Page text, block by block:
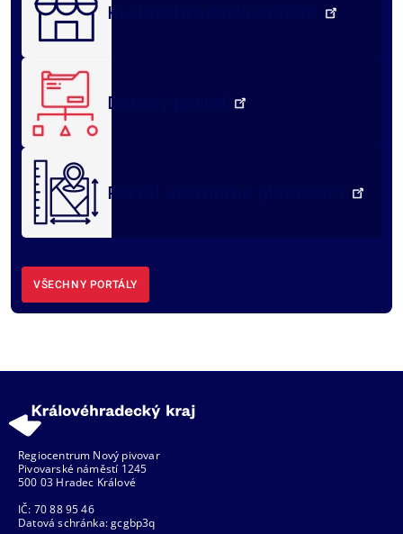
Královéhradecké tržiště
Datový portál
Portál územního plánování
VŠECHNY PORTÁLY
Regiocentrum Nový pivovar
Pivovarské náměstí 1245
500 03 Hradec Králové
IČ: 70 88 95 46
Datová schránka: gcgbp3q